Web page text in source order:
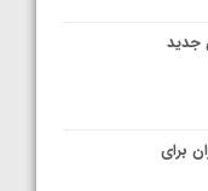
جدید
برای